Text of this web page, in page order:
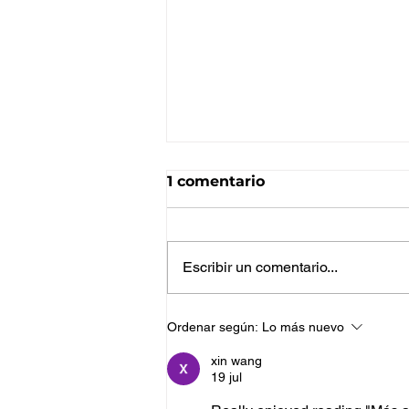
Del pedido a la entrega:
de solicitudes con una
operativa más visual y
eficiente
1 comentario
Escribir un comentario...
Ordenar según: Lo más nuevo
xin wang
19 jul